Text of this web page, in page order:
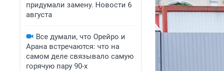
придумали замену. Новости 6
августа
Все думали, что Орейро и
Арана встречаются: что на
самом деле связывало самую
горячую пару 90-х